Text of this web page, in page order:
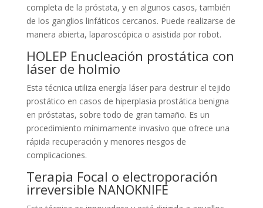
completa de la próstata, y en algunos casos, también
de los ganglios linfáticos cercanos. Puede realizarse de
manera abierta, laparoscópica o asistida por robot.
HOLEP Enucleación prostática con
láser de holmio
Esta técnica utiliza energía láser para destruir el tejido
prostático en casos de hiperplasia prostática benigna
en próstatas, sobre todo de gran tamaño. Es un
procedimiento mínimamente invasivo que ofrece una
rápida recuperación y menores riesgos de
complicaciones.
Terapia Focal o electroporación
irreversible NANOKNIFE